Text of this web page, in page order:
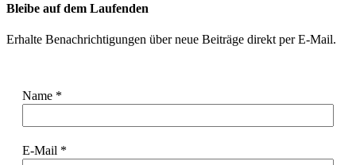
Bleibe auf dem Laufenden
Erhalte Benachrichtigungen über neue Beiträge direkt per E-Mail.
Name *
E-Mail *